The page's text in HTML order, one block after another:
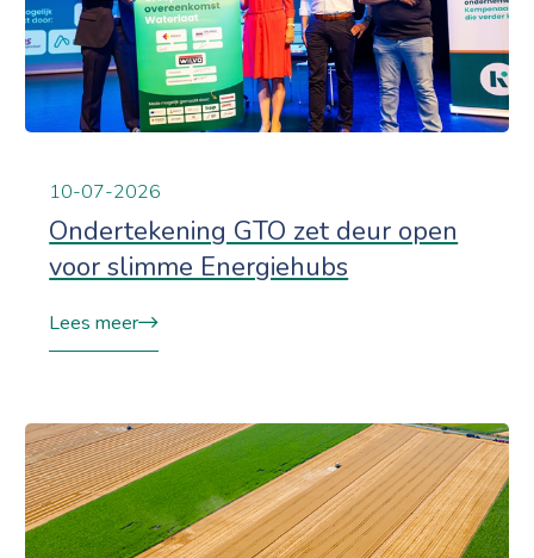
10-07-2026
Ondertekening GTO zet deur open
voor slimme Energiehubs
Lees meer